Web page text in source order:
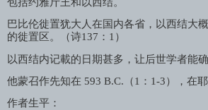
巴比伦徙置犹大人在国内各省，以西结大
的徙置区。（诗137 ： 1）
以西结内记載的日期甚多，让后世学者能
他蒙召作先知在 593 B.C. （1 ： 1-3），在
作者生平：